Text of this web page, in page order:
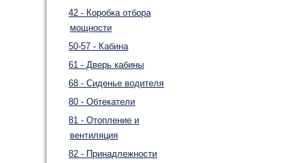
42 - Коробка отбора
мощности
50-57 - Кабина
61 - Дверь кабины
68 - Сиденье водителя
80 - Обтекатели
81 - Отопление и
вентиляция
82 - Принадлежности